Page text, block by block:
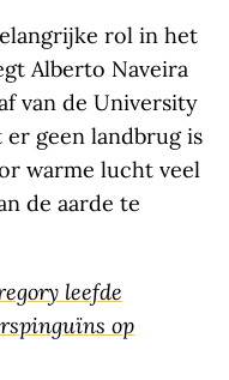
rol in het
Alberto Naveira
van de University
geen landbrug is
warme lucht veel
de aarde te
leefde
op